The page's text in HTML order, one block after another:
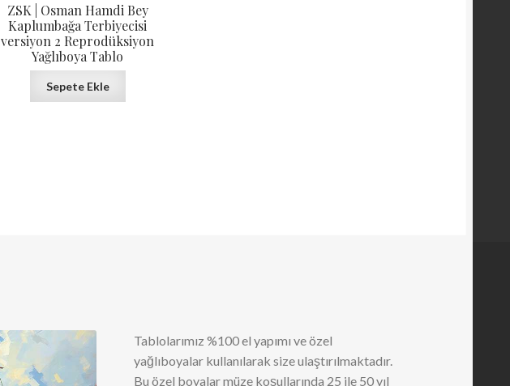
ZSK | Osman Hamdi Bey
Kaplumbağa Terbiyecisi
versiyon 2 Reprodüksiyon
Yağlıboya Tablo
Sepete Ekle
Tablolarımız %100 el yapımı ve özel
yağlıboyalar kullanılarak size ulaştırılmaktadır.
Bu özel boyalar müze koşullarında 25 ile 50 yıl